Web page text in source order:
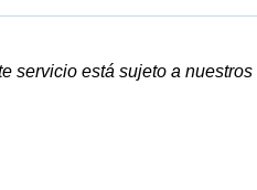
servicio está sujeto a nuestros